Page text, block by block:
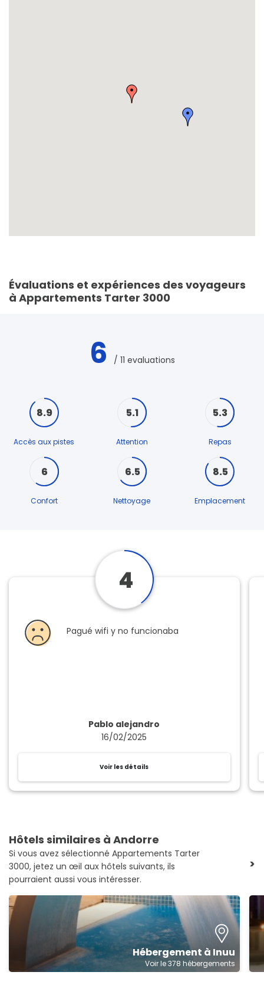
Évaluations et expériences des voyageurs
à Appartements Tarter 3000
6 / 11 evaluations
8.9
Accès aux pistes
5.1
Attention
5.3
Repas
6
Confort
6.5
Nettoyage
8.5
Emplacement
4
Pablo alejandro
16/02/2025
Pagué wifi y no funcionaba
Voir les détails
Hôtels similaires à Andorre
Si vous avez sélectionné Appartements Tarter
3000, jetez un œil aux hôtels suivants, ils
pourraient aussi vous intéresser.
>
Hébergement à Inuu
Voir le 378 hébergements